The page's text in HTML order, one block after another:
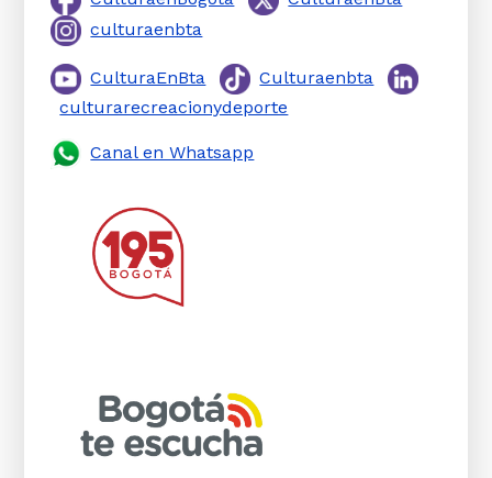
culturaenbta
CulturaEnBta
Culturaenbta
culturarecreacionydeporte
Canal en Whatsapp